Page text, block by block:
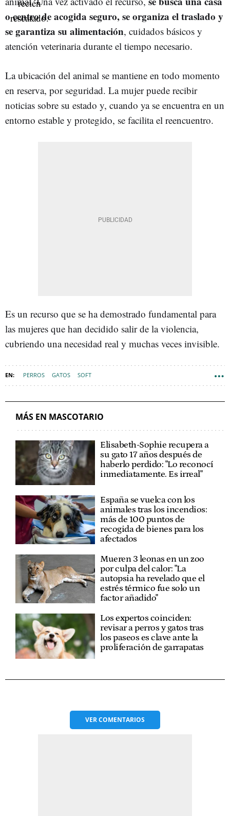
o centro de acogida seguro, se organiza el traslado y
se garantiza su alimentación, cuidados básicos y
atención veterinaria durante el tiempo necesario.
La ubicación del animal se mantiene en todo momento
en reserva, por seguridad. La mujer puede recibir
noticias sobre su estado y, cuando ya se encuentra en un
entorno estable y protegido, se facilita el reencuentro.
Es un recurso que se ha demostrado fundamental para
las mujeres que han decidido salir de la violencia,
cubriendo una necesidad real y muchas veces invisible.
PERROS GATOS SOFT
MÁS EN MASCOTARIO
Elisabeth-Sophie recupera a
su gato 17 años después de
haberlo perdido: "Lo reconocí
inmediatamente. Es irreal"
España se vuelca con los
animales tras los incendios:
más de 100 puntos de
recogida de bienes para los
afectados
Mueren 3 leonas en un zoo
por culpa del calor: "La
autopsia ha revelado que el
estrés térmico fue solo un
factor añadido"
Los expertos coinciden:
revisar a perros y gatos tras
los paseos es clave ante la
proliferación de garrapatas
VERCOMENTARIOS